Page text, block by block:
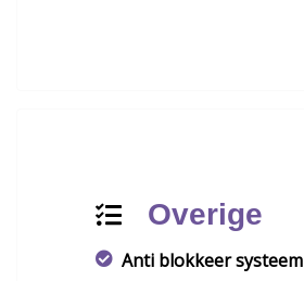
Overige
Anti blokkeer systeem